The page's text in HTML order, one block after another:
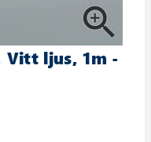
zoom_in
Vitt ljus, 1m -